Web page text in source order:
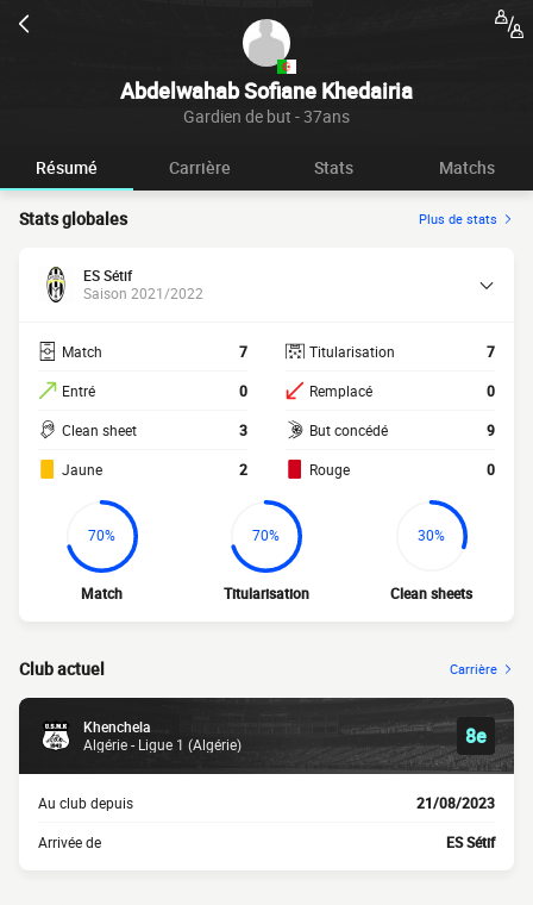
Abdelwahab Sofiane Khedairia
Gardien de but - 37ans
Résumé Carrière Stats Matchs
Stats globales Plus de stats
ES Sétif
Saison 2021/2022
Match 7
Entré 0
Clean sheet 3
Jaune 2
Titularisation 7
Remplacé 0
But concédé 9
Rouge 0
70%
Match
70%
Titularisation
30%
Clean sheets
Club actuel Carrière
Khenchela
Algérie - Ligue 1 (Algérie)
8e
Au club depuis 21/08/2023
Arrivée de ES Sétif